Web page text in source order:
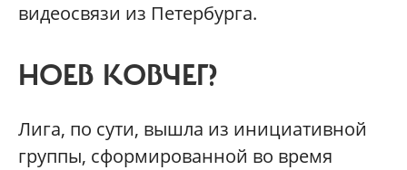
видеосвязи из Петербурга.
НОЕВ КОВЧЕГ?
Лига, по сути, вышла из инициативной
группы, сформированной во время